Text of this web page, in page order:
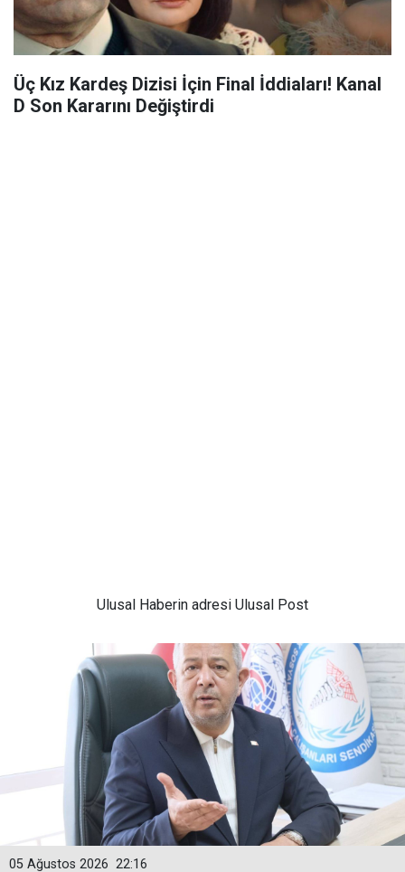
Üç Kız Kardeş Dizisi İçin Final İddiaları! Kanal
D Son Kararını Değiştirdi
Ulusal Haberin adresi Ulusal Post
22:16
05 Ağustos 2026